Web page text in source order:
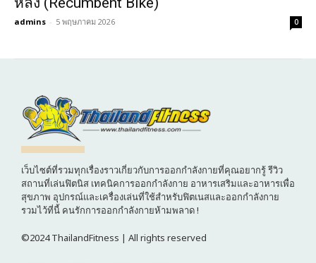
admins - 5 พฤษภาคม 2026 0
เว็บไซต์ที่รวมทุกเรื่องราวเกี่ยวกับการออกกำลังกายที่คุณอยากรู้ รีวิว
สถานที่เล่นฟิตนิส เทคนิคการออกกำลังกาย อาหารเสริมและอาหารเพื่อ
สุขภาพ อุปกรณ์และเครื่องเล่นที่ใช้สำหรับฟิตเนสและออกกำลังกาย
รวมไว้ที่นี้ คนรักการออกกำลังกายห้ามพลาด !
©2024 ThailandFitness | All rights reserved